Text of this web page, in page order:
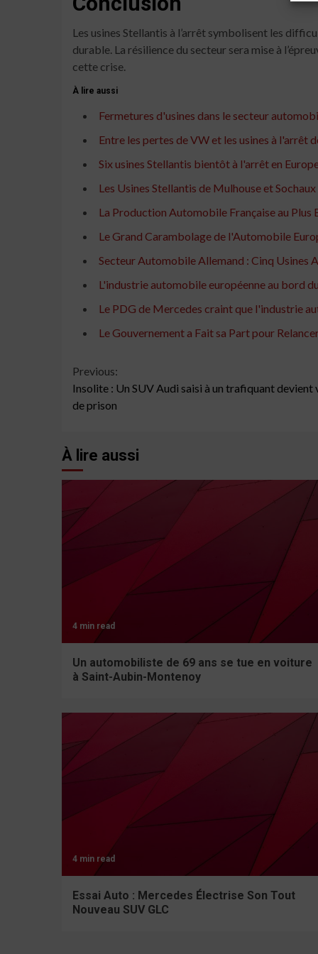
Les usines Stellantis à l’arrêt symbolisent les
durable. La résilience du secteur sera mise à
cette crise.
À lire aussi
Fermetures d'usines dans le secteur
Entre les pertes de VW et les usines à
Six usines Stellantis bientôt à l'arrêt en
Les Usines Stellantis de Mulhouse et
La Production Automobile Française au Plus
Le Grand Carambolage de l'Automobile
Secteur Automobile Allemand : Cinq Usines
L'industrie automobile européenne au bord
Le PDG de Mercedes craint que l'industrie
Le Gouvernement a Fait sa Part pour
Continue
Reading
Previous:
Insolite : Un SUV Audi saisi à un trafiquant
de prison
À lire aussi
4 min read
Un automobiliste de 69 ans se tue en voiture
à Saint-Aubin-Montenoy
4 min read
Essai Auto : Mercedes Électrise Son Tout
Nouveau SUV GLC